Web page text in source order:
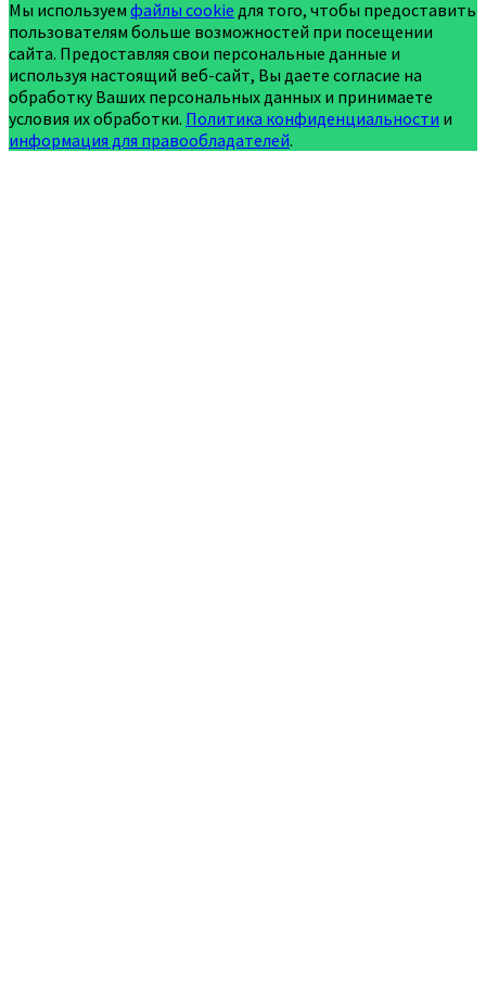
Мы используем файлы cookie для того, чтобы предоставить
пользователям больше возможностей при посещении
сайта. Предоставляя свои персональные данные и
используя настоящий веб-сайт, Вы даете согласие на
обработку Ваших персональных данных и принимаете
условия их обработки. Политика конфиденциальности и
информация для правообладателей.